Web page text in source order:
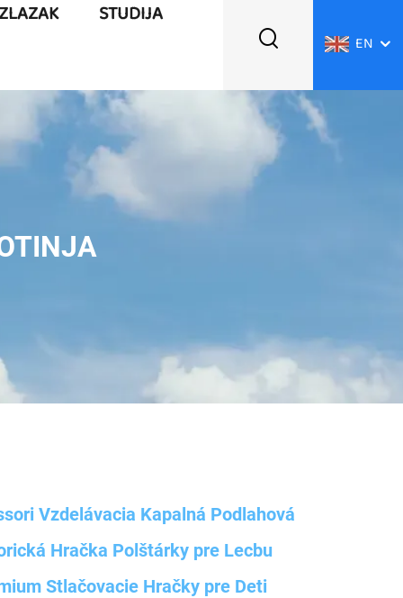
STUDIJA
EN
Vzdelávacia Kapalná Podlahová
Hračka Polštárky pre Lecbu
Stlačovacie Hračky pre Deti